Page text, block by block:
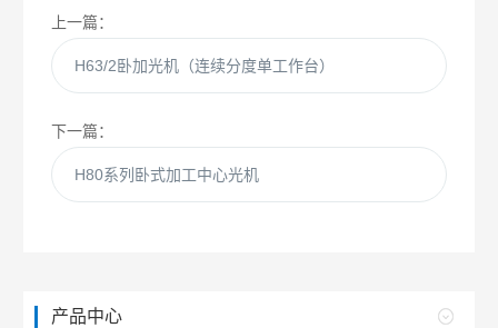
上一篇：
H63/2卧加光机（连续分度单工作台）
下一篇：
H80系列卧式加工中心光机
产品中心